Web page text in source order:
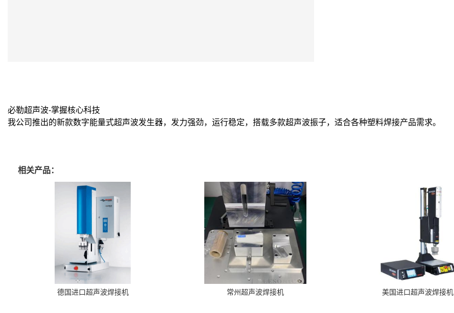
必勒超声波-掌握核心科技
我公司推出的新款数字能量式超声波发生器，发力强劲，运行稳定，搭载多款超声波振子，适合各种塑料焊接产品需求。
相关产品：
德国进口超声波焊接机 常州超声波焊接机 美国进口超声波焊接机